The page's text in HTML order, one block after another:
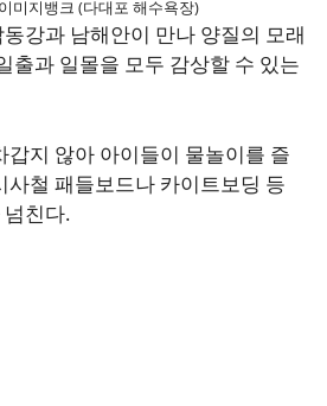
미지뱅크 (다대포 해수욕장)
강과 남해안이 만나 양질의 모래
출과 일몰을 모두 감상할 수 있는
갑지 않아 아이들이 물놀이를 즐
사철 패들보드나 카이트보딩 등
친다.